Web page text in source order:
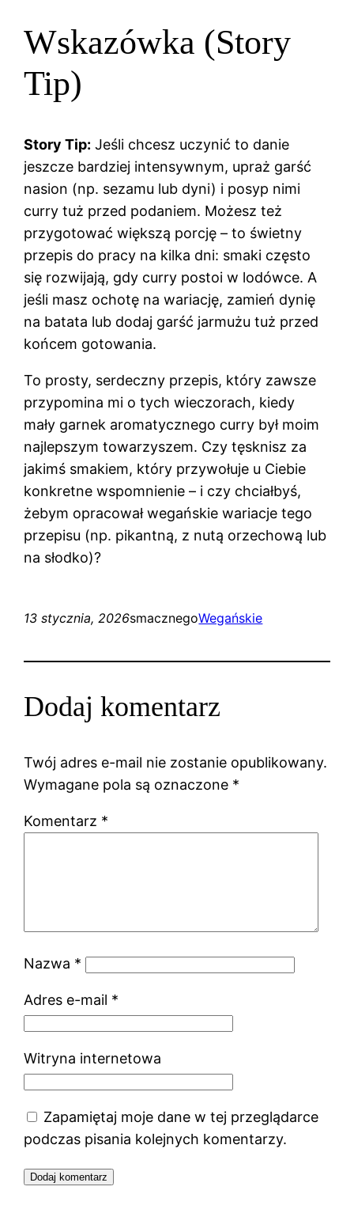
Wskazówka (Story
Tip)
Story Tip: Jeśli chcesz uczynić to danie
jeszcze bardziej intensywnym, upraż garść
nasion (np. sezamu lub dyni) i posyp nimi
curry tuż przed podaniem. Możesz też
przygotować większą porcję – to świetny
przepis do pracy na kilka dni: smaki często
się rozwijają, gdy curry postoi w lodówce. A
jeśli masz ochotę na wariację, zamień dynię
na batata lub dodaj garść jarmużu tuż przed
końcem gotowania.
To prosty, serdeczny przepis, który zawsze
przypomina mi o tych wieczorach, kiedy
mały garnek aromatycznego curry był moim
najlepszym towarzyszem. Czy tęsknisz za
jakimś smakiem, który przywołuje u Ciebie
konkretne wspomnienie – i czy chciałbyś,
żebym opracował wegańskie wariacje tego
przepisu (np. pikantną, z nutą orzechową lub
na słodko)?
13 stycznia, 2026smacznegoWegańskie
Dodaj komentarz
Twój adres e-mail nie zostanie opublikowany.
Wymagane pola są oznaczone *
Komentarz *
Nazwa *
Adres e-mail *
Witryna internetowa
Zapamiętaj moje dane w tej przeglądarce
podczas pisania kolejnych komentarzy.